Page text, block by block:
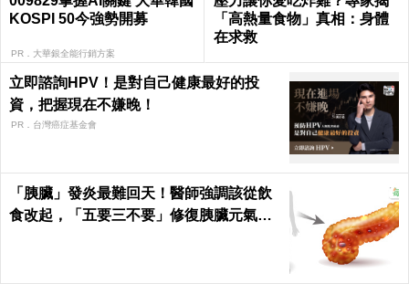
KOSPI 50今強勢開募
PR．大華銀全能行銷方案
「高熱量食物」真相：身體
在求救
立即諮詢HPV！是對自己健康最好的投
資，把握現在不嫌晚！
PR．台灣癌症基金會
「胰臟」發炎最難回天！醫師強調該從飲
食改起，「五要三不要」修復胰臟元氣｜